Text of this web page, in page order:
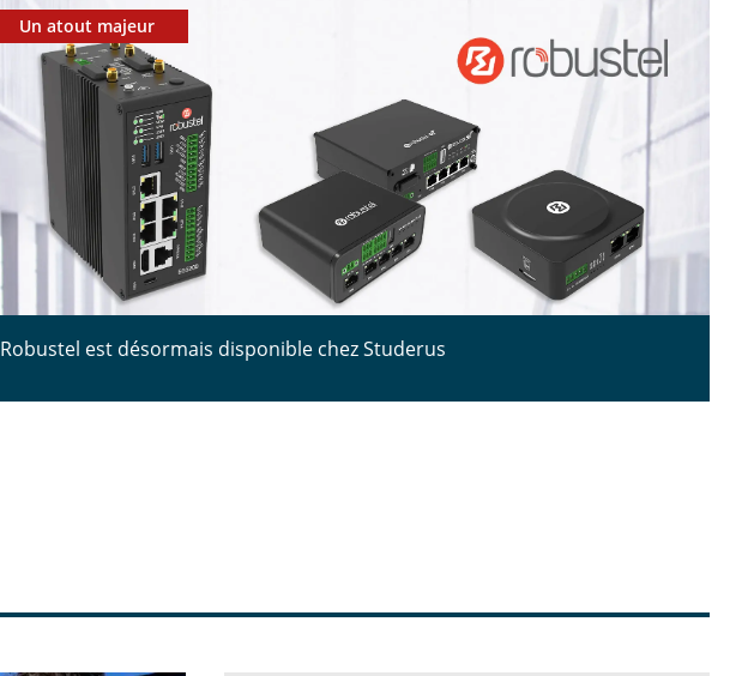
Un atout majeur
Robustel est désormais disponible chez Studerus